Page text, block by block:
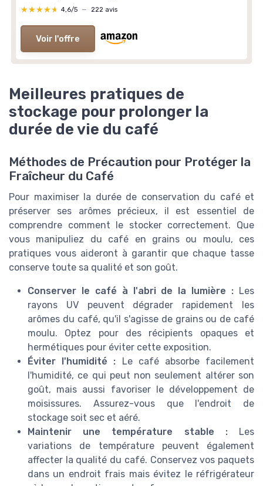
★★★★★
★★★★★ 4,6/5 — 222 avis
Voir l'offre
Meilleures pratiques de
stockage pour prolonger la
durée de vie du café
Méthodes de Précaution pour Protéger la
Fraîcheur du Café
Pour maximiser la durée de conservation du café et
préserver ses arômes précieux, il est essentiel de
comprendre comment le stocker correctement. Que
vous manipuliez du café en grains ou moulu, ces
pratiques vous aideront à garantir que chaque tasse
conserve toute sa qualité et son goût.
Conserver le café à l'abri de la lumière : Les
rayons UV peuvent dégrader rapidement les
arômes du café, qu'il s'agisse de grains ou de café
moulu. Optez pour des récipients opaques et
hermétiques pour éviter cette exposition.
Éviter l'humidité : Le café absorbe facilement
l'humidité, ce qui peut non seulement altérer son
goût, mais aussi favoriser le développement de
moisissures. Assurez-vous que l'endroit de
stockage soit sec et aéré.
Maintenir une température stable :Les
variations de température peuvent également
affecter la qualité du café. Conservez vos paquets
dans un endroit frais mais évitez le réfrigérateur